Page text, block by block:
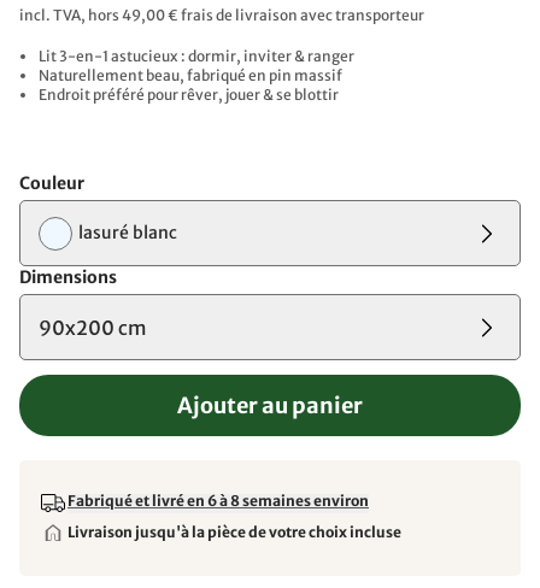
incl. TVA, hors 49,00 € frais de livraison avec transporteur
Lit 3-en-1 astucieux : dormir, inviter & ranger
Naturellement beau, fabriqué en pin massif
Endroit préféré pour rêver, jouer & se blottir
Couleur
lasuré blanc
Dimensions
90x200 cm
Ajouter au panier
Fabriqué et livré en 6 à 8 semaines environ
Livraison jusqu'à la pièce de votre choix incluse